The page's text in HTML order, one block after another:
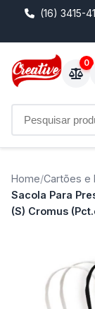
(16) 3415-
0
Home/Cartões e
Sacola Para
(S) Cromus